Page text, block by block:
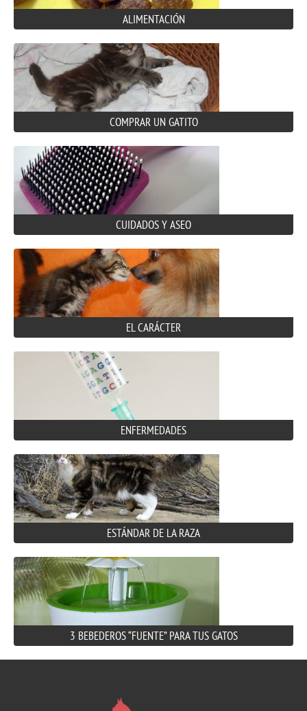
ALIMENTACIÓN
COMPRAR UN GATITO
CUIDADOS Y ASEO
EL CARÁCTER
ENFERMEDADES
ESTÁNDAR DE LA RAZA
3 BEBEDEROS “FUENTE” PARA TUS GATOS